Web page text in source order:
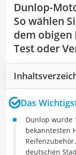
Dunlop-
So wählen
dem
Test oder
Das
Dunlop wurde
bekanntesten
deutschen